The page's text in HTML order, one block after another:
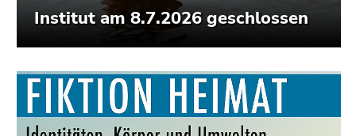
Institut am 8.7.2026 geschlossen